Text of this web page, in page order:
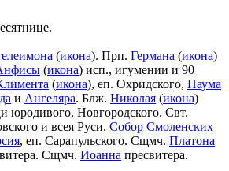
(икона). Прп. Германа (икона)
(икона) исп., игумении и 90
(икона), еп. Охридского, Наума
и Ангеляра. Блж. Николая (икона)
юродивого, Новгородского. Свт.
и всея Руси. Собор Смоленских
, еп. Сарапульского. Сщмч. Платона
Сщмч. Иоанна пресвитера.